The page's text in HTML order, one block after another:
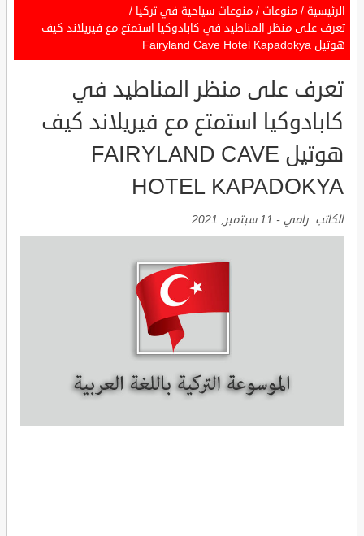
الرئيسية / منوعات / منوعات سياحية في تركيا /
تعرف على منظر المناطيد في كابادوكيا استمتع مع فيريلاند كيف
هوتيل Fairyland Cave Hotel Kapadokya
تعرف على منظر المناطيد في
كابادوكيا استمتع مع فيريلاند كيف
هوتيل FAIRYLAND CAVE
HOTEL KAPADOKYA
الكاتب: رامي - 11 سبتمبر, 2021